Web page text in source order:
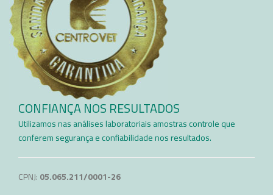
CONFIANÇA NOS RESULTADOS
Utilizamos nas análises laboratoriais amostras controle que
conferem segurança e confiabilidade nos resultados.​
CPNJ:05.065.211/0001-26